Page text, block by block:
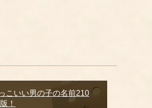
こいい男の子の名前210
！